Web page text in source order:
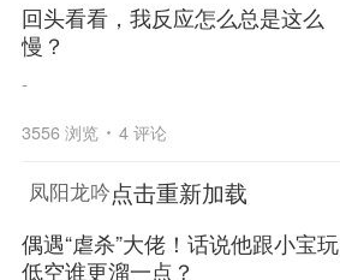
回头看看，我反应怎么总是这么
慢？
-
3556 浏览 4 评论
凤阳龙吟点击重新加载
偶遇“虐杀”大佬！话说他跟小宝玩
低空谁更溜一点？